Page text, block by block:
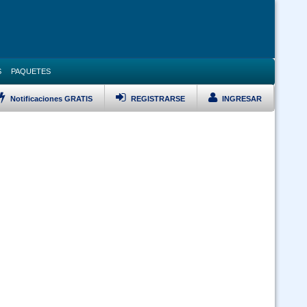
LISTAR TODOS LOS CURSOS
PAQUETES
INGRESAR
REGISTRARSE
Notificaciones GRATIS